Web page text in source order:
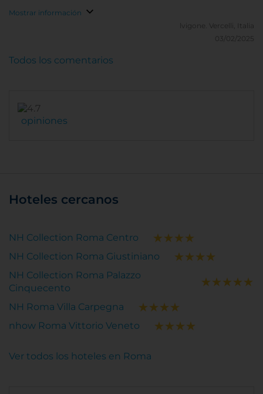
Mostrar información
lvigone.
Vercelli, Italia
03/02/2025
opiniones
Todos los comentarios
Hoteles cercanos
NH Collection Roma Centro
NH Collection Roma Giustiniano
NH Collection Roma Palazzo
Cinquecento
NH Roma Villa Carpegna
nhow Roma Vittorio Veneto
Ver todos los hoteles en Roma